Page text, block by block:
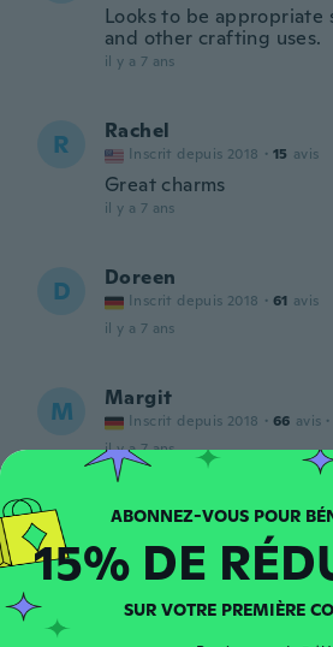
Looks to be appropriate
and other crafting uses.
il y a 7 ans
R Rachel
Inscrit depuis 2018 · 15 avis
Great charms
il y a 7 ans
D Doreen
Inscrit depuis 2018 · 61 avis
il y a 7 ans
M Margit
Inscrit depuis 2018 · 66 avis ·
il y a 7 ans
B bob
· 84
il y a 7 ans
15% DE
SUR VOTRE PREMIÈRE